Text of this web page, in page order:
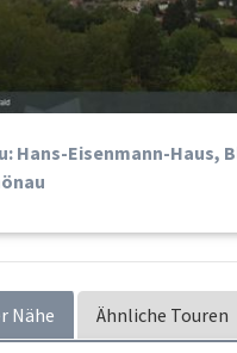
Hans-Eisenmann-Haus,
Nähe Ähnliche Touren